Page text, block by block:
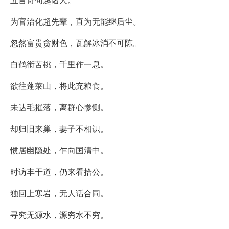
为官治化超先辈，直为无能继后尘。
忽然富贵贪财色，瓦解冰消不可陈。
白鹤衔苦桃，千里作一息。
欲往蓬莱山，将此充粮食。
未达毛摧落，离群心惨恻。
却归旧来巢，妻子不相识。
惯居幽隐处，乍向国清中。
时访丰干道，仍来看拾公。
独回上寒岩，无人话合同。
寻究无源水，源穷水不穷。